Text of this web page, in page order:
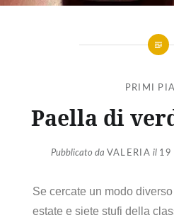
PRIMI
Paella di
Pubblicato da VALERIA il 19
Se cercate un modo
estate e siete stufi della